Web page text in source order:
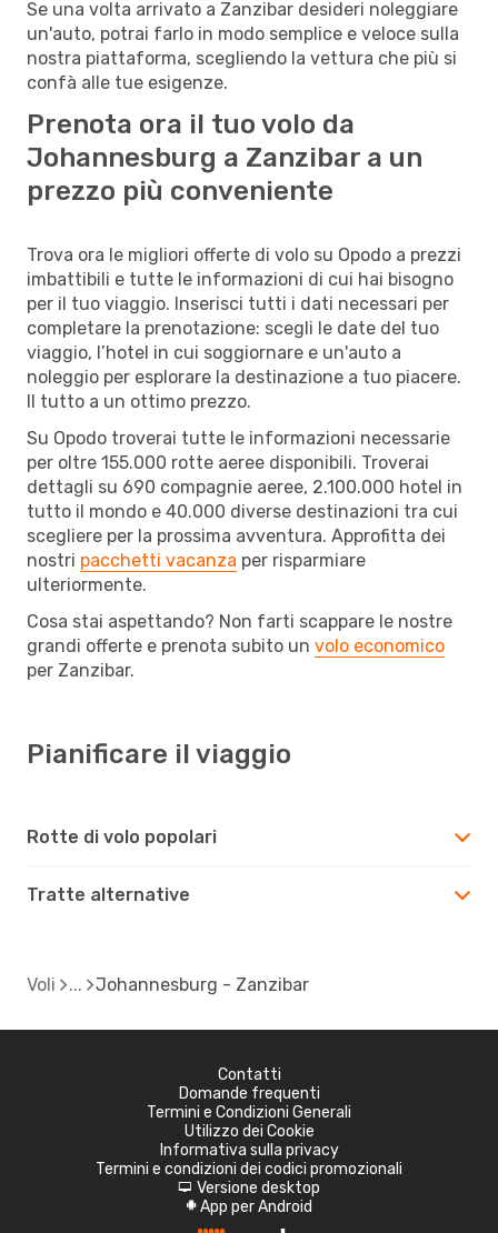
Se una volta arrivato a Zanzibar desideri noleggiare
un'auto, potrai farlo in modo semplice e veloce sulla
nostra piattaforma, scegliendo la vettura che più si
confà alle tue esigenze.
Prenota ora il tuo volo da
Johannesburg a Zanzibar a un
prezzo più conveniente
Trova ora le migliori offerte di volo su Opodo a prezzi
imbattibili e tutte le informazioni di cui hai bisogno
per il tuo viaggio. Inserisci tutti i dati necessari per
completare la prenotazione: scegli le date del tuo
viaggio, l’hotel in cui soggiornare e un'auto a
noleggio per esplorare la destinazione a tuo piacere.
Il tutto a un ottimo prezzo.
Su Opodo troverai tutte le informazioni necessarie
per oltre 155.000 rotte aeree disponibili. Troverai
dettagli su 690 compagnie aeree, 2.100.000 hotel in
tutto il mondo e 40.000 diverse destinazioni tra cui
scegliere per la prossima avventura. Approfitta dei
nostri pacchetti vacanza per risparmiare
ulteriormente.
Cosa stai aspettando? Non farti scappare le nostre
grandi offerte e prenota subito un volo economico
per Zanzibar.
Pianificare il viaggio
Rotte di volo popolari
Tratte alternative
Voli Johannesburg - Zanzibar
Contatti
Domande frequenti
Termini e Condizioni Generali
Utilizzo dei Cookie
Informativa sulla privacy
Termini e condizioni dei codici promozionali
d Versione desktop
A App per Android